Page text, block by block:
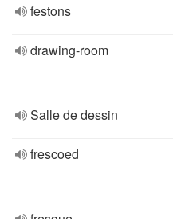
festons
drawing-room
Salle de dessin
frescoed